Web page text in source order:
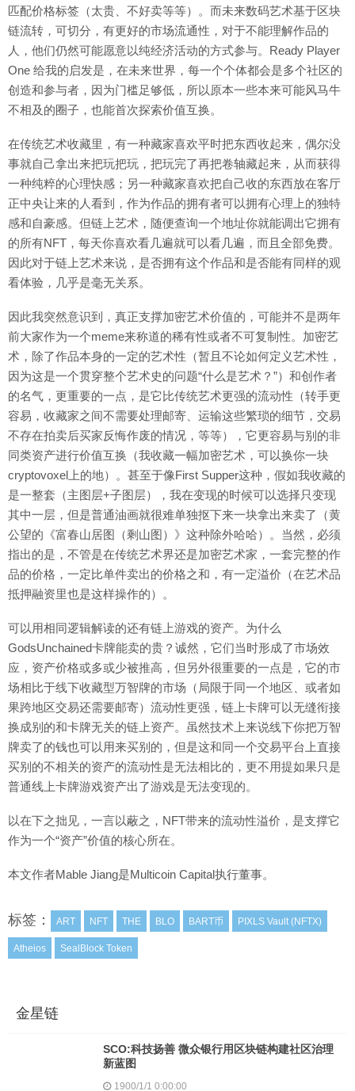
匹配价格标签（太贵、不好卖等等）。而未来数码艺术基于区块
链流转，可切分，有更好的市场流通性，对于不能理解作品的
人，他们仍然可能愿意以纯经济活动的方式参与。Ready Player
One 给我的启发是，在未来世界，每一个个体都会是多个社区的
创造和参与者，因为门槛足够低，所以原本一些本来可能风马牛
不相及的圈子，也能首次探索价值互换。
在传统艺术收藏里，有一种藏家喜欢平时把东西收起来，偶尔没
事就自己拿出来把玩把玩，把玩完了再把卷轴藏起来，从而获得
一种纯粹的心理快感；另一种藏家喜欢把自己收的东西放在客厅
正中央让来的人看到，作为作品的拥有者可以拥有心理上的独特
感和自豪感。但链上艺术，随便查询一个地址你就能调出它拥有
的所有NFT，每天你喜欢看几遍就可以看几遍，而且全部免费。
因此对于链上艺术来说，是否拥有这个作品和是否能有同样的观
看体验，几乎是毫无关系。
因此我突然意识到，真正支撑加密艺术价值的，可能并不是两年
前大家作为一个meme来称道的稀有性或者不可复制性。加密艺
术，除了作品本身的一定的艺术性（暂且不论如何定义艺术性，
因为这是一个贯穿整个艺术史的问题“什么是艺术？”）和创作者
的名气，更重要的一点，是它比传统艺术更强的流动性（转手更
容易，收藏家之间不需要处理邮寄、运输这些繁琐的细节，交易
不存在拍卖后买家反悔作废的情况，等等），它更容易与别的非
同类资产进行价值互换（我收藏一幅加密艺术，可以换你一块
cryptovoxel上的地）。甚至于像First Supper这种，假如我收藏的
是一整套（主图层+子图层），我在变现的时候可以选择只变现
其中一层，但是普通油画就很难单独抠下来一块拿出来卖了（黄
公望的《富春山居图（剩山图）》这种除外哈哈）。当然，必须
指出的是，不管是在传统艺术界还是加密艺术家，一套完整的作
品的价格，一定比单件卖出的价格之和，有一定溢价（在艺术品
抵押融资里也是这样操作的）。
可以用相同逻辑解读的还有链上游戏的资产。为什么
GodsUnchained卡牌能卖的贵？诚然，它们当时形成了市场效
应，资产价格或多或少被推高，但另外很重要的一点是，它的市
场相比于线下收藏型万智牌的市场（局限于同一个地区、或者如
果跨地区交易还需要邮寄）流动性更强，链上卡牌可以无缝衔接
换成别的和卡牌无关的链上资产。虽然技术上来说线下你把万智
牌卖了的钱也可以用来买别的，但是这和同一个交易平台上直接
买别的不相关的资产的流动性是无法相比的，更不用提如果只是
普通线上卡牌游戏资产出了游戏是无法变现的。
以在下之拙见，一言以蔽之，NFT带来的流动性溢价，是支撑它
作为一个“资产”价值的核心所在。
本文作者Mable Jiang是Multicoin Capital执行董事。
标签： ART NFT THE BLO BART币 PIXLS Vault (NFTX)
Atheios SealBlock Token
金星链
SCO:科技扬善 微众银行用区块链构建社区治理
新蓝图
1900/1/1 0:00:00